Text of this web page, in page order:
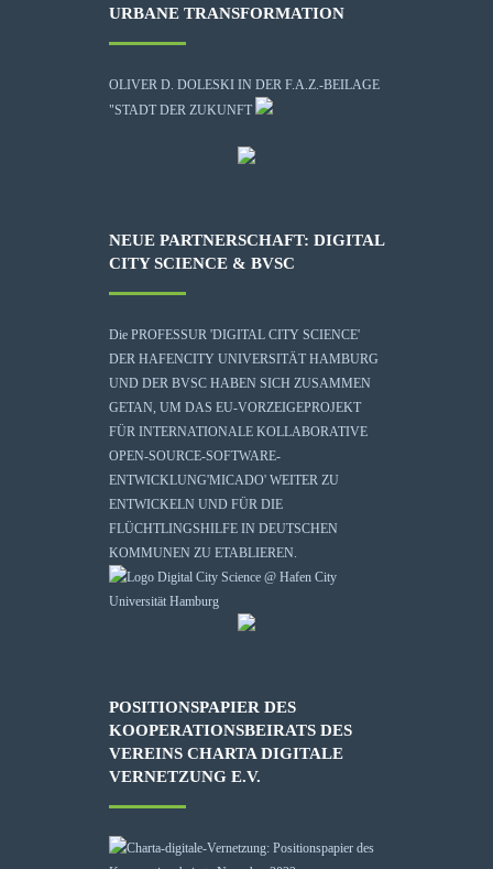
URBANE TRANSFORMATION
OLIVER D. DOLESKI IN DER F.A.Z.-BEILAGE
"STADT DER ZUKUNFT
NEUE PARTNERSCHAFT: DIGITAL
CITY SCIENCE & BVSC
Die PROFESSUR 'DIGITAL CITY SCIENCE'
DER HAFENCITY UNIVERSITÄT HAMBURG
UND DER BVSC HABEN SICH ZUSAMMEN
GETAN, UM DAS EU-VORZEIGEPROJEKT
FÜR INTERNATIONALE KOLLABORATIVE
OPEN-SOURCE-SOFTWARE-
ENTWICKLUNG'MICADO' WEITER ZU
ENTWICKELN UND FÜR DIE
FLÜCHTLINGSHILFE IN DEUTSCHEN
KOMMUNEN ZU ETABLIEREN.
POSITIONSPAPIER DES
KOOPERATIONSBEIRATS DES
VEREINS CHARTA DIGITALE
VERNETZUNG E.V.